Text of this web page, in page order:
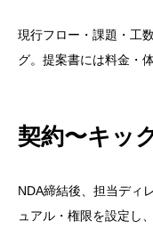
現行フロー・課題・工
グ。提案書には料金・
契約〜キッ
NDA締結後、担当ディ
ュアル・権限を設定し